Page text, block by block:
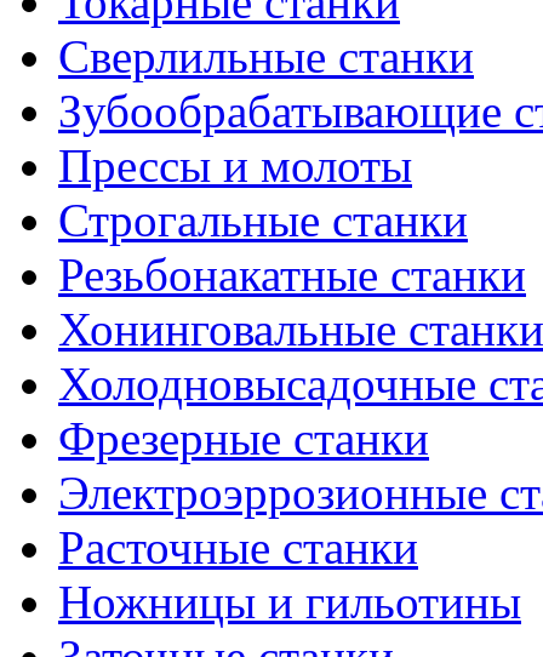
Сверлильные станки
Зубообрабатывающие
Прессы и молоты
Строгальные станки
Резьбонакатные станки
Хонинговальные станки
Холодновысадочные
Фрезерные станки
Электроэррозионные
Расточные станки
Ножницы и гильотины